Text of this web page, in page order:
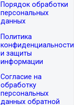
Порядок обработки
персональных
данных
Политика
конфиденциальности
и защиты
информации
Согласие на
обработку
персональных
данных обратной